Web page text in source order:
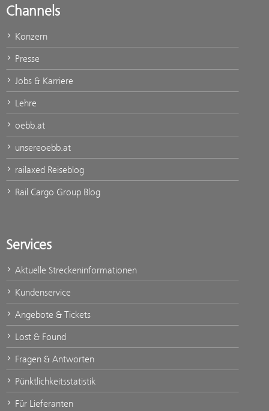
Channels
Konzern
Presse
Jobs & Karriere
Lehre
oebb.at
unsereoebb.at
railaxed Reiseblog
Rail Cargo Group Blog
Services
Aktuelle Streckeninformationen
Kundenservice
Angebote & Tickets
Lost & Found
Fragen & Antworten
Pünktlichkeitsstatistik
Für Lieferanten